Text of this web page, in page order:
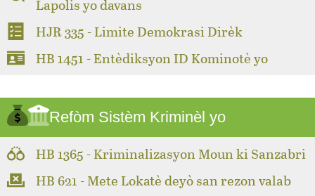
Lapolis yo davans
HJR 335 - Limite Demokrasi Dirèk
HB 1451 - Entèdiksyon ID Kominotè yo
Refòm Sistèm Kriminèl yo
HB 1365 - Kriminalizasyon Moun ki Sanzabri
HB 621 - Mete Lokatè deyò san rezon valab